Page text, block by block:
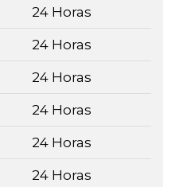
24 Horas
24 Horas
24 Horas
24 Horas
24 Horas
24 Horas